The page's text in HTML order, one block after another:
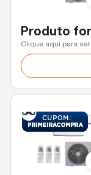
Produto
Clique aqui para